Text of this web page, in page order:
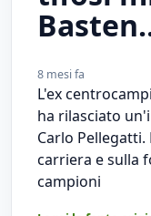
8 mesi fa
L'ex
ha rilasciato
Carlo Pellegatti.
carriera e sulla
campioni